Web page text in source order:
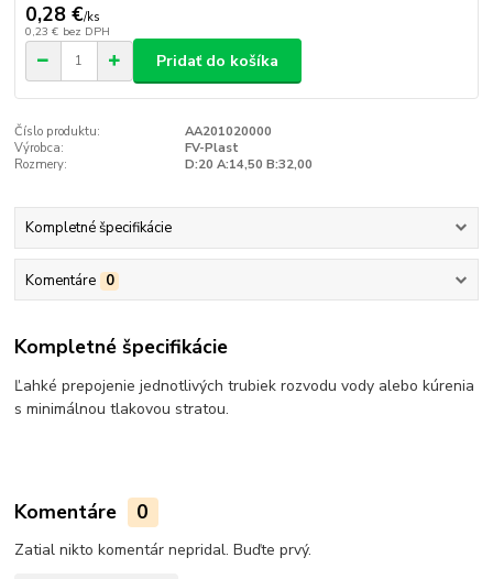
0,28 €/ks
0,23 € bez DPH
Pridať do košíka
Číslo produktu:
AA201020000
Výrobca:
FV-Plast
Rozmery:
D:20 A:14,50 B:32,00
Kompletné špecifikácie
Komentáre 0
Kompletné špecifikácie
Ľahké prepojenie jednotlivých trubiek rozvodu vody alebo kúrenia
s minimálnou tlakovou stratou.
Komentáre 0
Zatial nikto komentár nepridal. Buďte prvý.